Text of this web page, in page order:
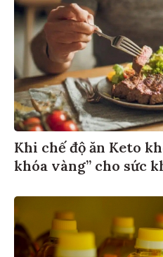
Khi chế độ ăn Keto
khóa vàng” cho sức